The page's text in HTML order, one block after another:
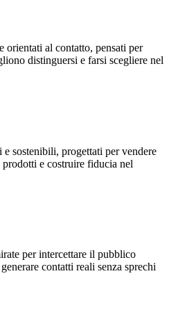
al contatto, pensati per
distinguersi e farsi scegliere nel
sostenibili, progettati per vendere
e costruire fiducia nel
per intercettare il pubblico
contatti reali senza sprechi